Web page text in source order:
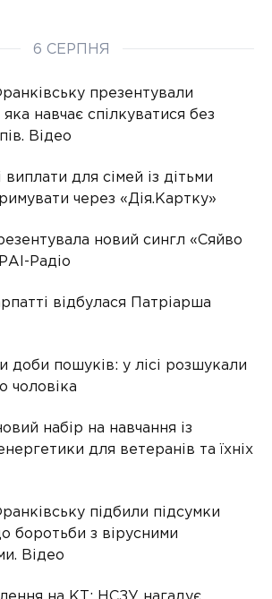
6 СЕРПНЯ
презентували
яка навчає спілкуватися без
Відео
для сімей із дітьми
через «Дія.Картку»
новий сингл «Сяйво
Радіо
відбулася Патріарша
доби пошуків: у лісі розшукали
чоловіка
набір на навчання із
для ветеранів та їхніх
підбили підсумки
боротьби з вірусними
Відео